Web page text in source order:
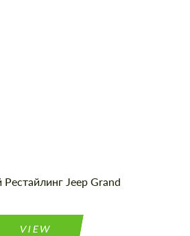
Jeep Grand
VIEW